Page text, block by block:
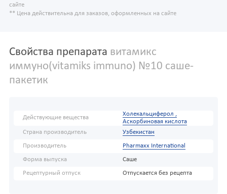
сайте
** Цена действительна для заказов, оформленных на сайте
Свойства препарата витамикс
иммуно(vitamiks immuno) №10 саше-
пакетик
Действующие вещества
Холекальциферол ,
Аскорбиновая кислота
Страна производитель
Узбекистан
Производитель Pharmaxx International
Форма выпуска Саше
Рецептурный отпуск Отпускается без рецепта